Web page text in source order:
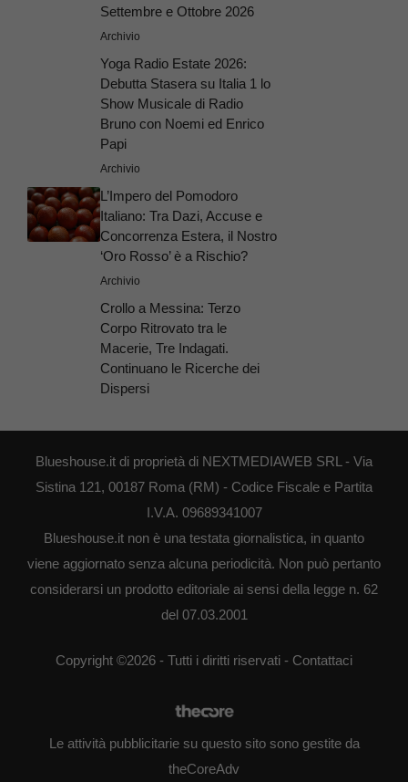
Settembre e Ottobre 2026
Archivio
Yoga Radio Estate 2026:
Debutta Stasera su Italia 1 lo
Show Musicale di Radio
Bruno con Noemi ed Enrico
Papi
Archivio
L’Impero del Pomodoro
Italiano: Tra Dazi, Accuse e
Concorrenza Estera, il Nostro
‘Oro Rosso’ è a Rischio?
Archivio
Crollo a Messina: Terzo
Corpo Ritrovato tra le
Macerie, Tre Indagati.
Continuano le Ricerche dei
Dispersi
Blueshouse.it di proprietà di NEXTMEDIAWEB SRL - Via
Sistina 121, 00187 Roma (RM) - Codice Fiscale e Partita
I.V.A. 09689341007
Blueshouse.it non è una testata giornalistica, in quanto
viene aggiornato senza alcuna periodicità. Non può pertanto
considerarsi un prodotto editoriale ai sensi della legge n. 62
del 07.03.2001
Copyright ©2026 - Tutti i diritti riservati - Contattaci
Le attività pubblicitarie su questo sito sono gestite da
theCoreAdv